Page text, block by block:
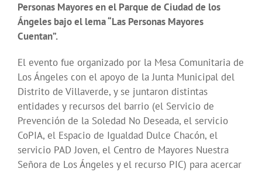
Personas Mayores en el Parque de Ciudad de los
Ángeles bajo el lema “Las Personas Mayores
Cuentan”.
El evento fue organizado por la Mesa Comunitaria de
Los Ángeles con el apoyo de la Junta Municipal del
Distrito de Villaverde, y se juntaron distintas
entidades y recursos del barrio (el Servicio de
Prevención de la Soledad No Deseada, el servicio
CoPIA, el Espacio de Igualdad Dulce Chacón, el
servicio PAD Joven, el Centro de Mayores Nuestra
Señora de Los Ángeles y el recurso PIC) para acercar